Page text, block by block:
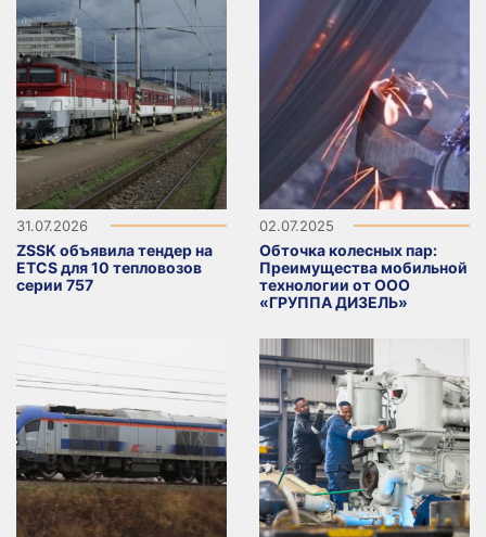
31.07.2026
ZSSK объявила тендер на
ETCS для 10 тепловозов
серии 757
02.07.2025
Обточка колесных пар:
Преимущества мобильной
технологии от ООО
«ГРУППА ДИЗЕЛЬ»